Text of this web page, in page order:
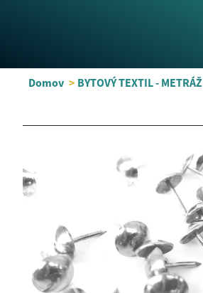
Domov > BYTOVÝ TEXTIL - METRÁŽ